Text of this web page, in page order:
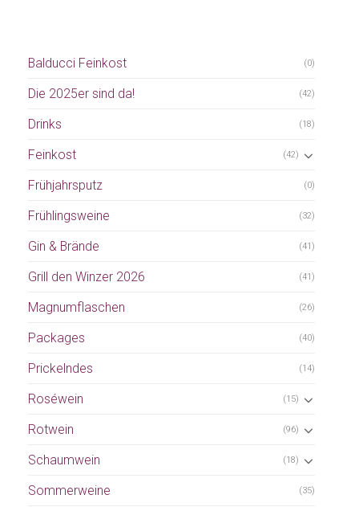
Balducci Feinkost (0)
Die 2025er sind da! (42)
Drinks (18)
Feinkost (42)
Frühjahrsputz (0)
Frühlingsweine (32)
Gin & Brände (41)
Grill den Winzer 2026 (41)
Magnumflaschen (26)
Packages (40)
Prickelndes (14)
Roséwein (15)
Rotwein (96)
Schaumwein (18)
Sommerweine (35)